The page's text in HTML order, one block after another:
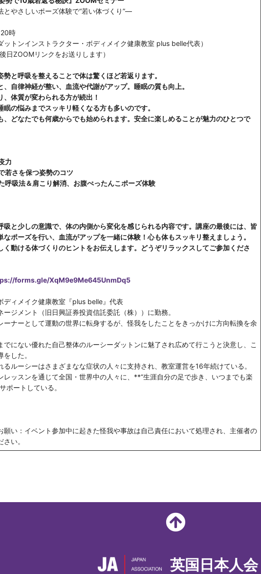
やさしいポーズ体験で“若い体づくり”―
20時
ットンインストラクター・ボディメイク健康教室 plus belle代表）
日ZOOMリンクをお送りします）
勢と呼吸を整えることで体は驚くほど若返ります。
自律神経が整い、血流や代謝がアップ。睡眠の質も向上。
体質が変わられる方が続出！
の悩みまでスッキリ軽くなる方も多いのです。
、どなたでも何歳からでも始められます。安全に楽しめることが魅力のひとつで
力
若さを保つ姿勢のコツ
呼吸法＆肩こり解消、お腹ぺったんこポーズ体験
吸と少しの意識で、体の内側から変化を感じられる内容です。講座の最後には、皆
ポーズを行い、血流がアップを一緒に体験！心も体もスッキリ整えましょう。
く動ける体づくりのヒントをお伝えします。どうぞリラックスしてご参加くださ
forms.gle/XqM9e9Me645UnmDq5
ディメイク健康教室『plus belle』代表
ジメント（旧日興証券投資信託委託（株））に勤務。
ーナーとして運動の世界に転身するが、怪我をしたことをきっかけに方向転換を余
にない優れた自己整体のルーシーダットンに魅了され広めて行こうと決意し、こ
した。
ルーシーはさまざまなな症状の人々に支持され、教室運営を16年続けている。
レッスンを通じて全国・世界中の人々に、**“生涯自分の足で歩き、いつまでも楽
ポートしている。
願い：イベント参加中に起きた怪我や事故は自己責任において処理され、主催者の
い。
英国日本人会